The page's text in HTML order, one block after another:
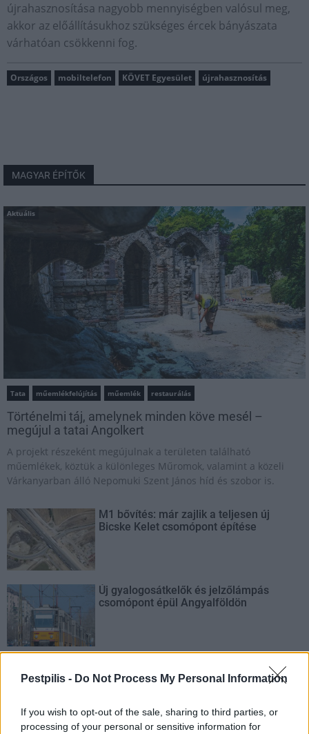
Pestpilis - Do Not Process My Personal Information
If you wish to opt-out of the sale, sharing to third parties, or
processing of your personal or sensitive information for
újrahasznosítása nagyobb mennyiségben valósul meg,
akkor az előállításukhoz szükséges ércek bányászata
várhatóan csökkenni fog.
Országos mobiltelefon KÖVET Egyesület újrahasznosítás
MAGYAR ÉPÍTŐK
Aktuális
Tata műemlékfelújítás műemlék restaurálás
Történelmi táj, amelynek minden köve mesél –
megújul a tatai Angolkert
A projekt részeként megújulnak a területen található
műemlékek, köztük a különleges Műromok, valamint a közeli
Várkanyarban álló Nepomuki Szent János híd és szobor is.
M1 bővítés: már zajlik a teljesen új
Bicske Kelet csomópont építése
Új gyalogosátkelők és jelzőlámpás
csomópont épül Angyalföldön
Hódmezővásárhely jó hírű református